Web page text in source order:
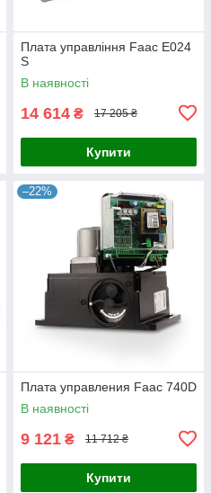
Плата управління Faac E024
S
В наявності
14 614 ₴ 17 205 ₴
Купити
–22%
Плата управления Faac 740D
В наявності
9 121 ₴ 11 712 ₴
Купити